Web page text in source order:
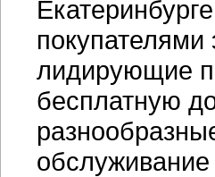
покупателями
лидирующие
бесплатную
обслуживание